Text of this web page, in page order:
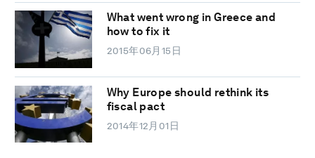
What went wrong in Greece and
how to fix it
2015年06月15日
Why Europe should rethink its
fiscal pact
2014年12月01日